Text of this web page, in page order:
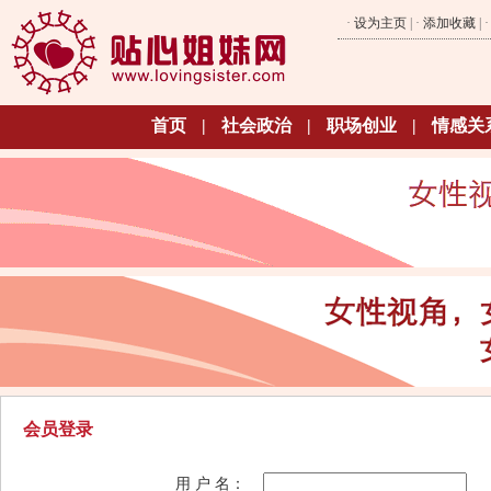
· 设为主页 | · 添加收藏 | ·
首页 | 社会政治 | 职场创业 | 情感关
会员登录
用 户 名：